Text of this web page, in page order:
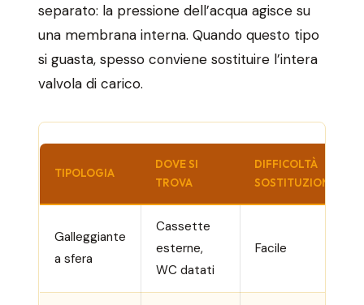
separato: la pressione dell’acqua agisce su
una membrana interna. Quando questo tipo
si guasta, spesso conviene sostituire l’intera
valvola di carico.
TIPOLOGIA
DOVE SI
TROVA
DIFFICOLTÀ
SOSTITUZIONE
Galleggiante
a sfera
Cassette
esterne,
WC datati
Facile